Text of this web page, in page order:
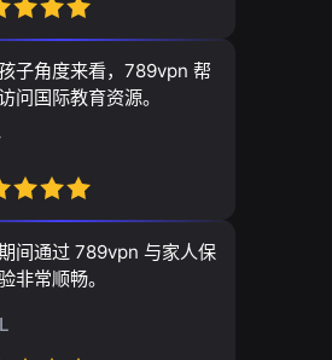
子角度来看，789vpn 帮
问国际教育资源。
间通过 789vpn 与家人保
非常顺畅。